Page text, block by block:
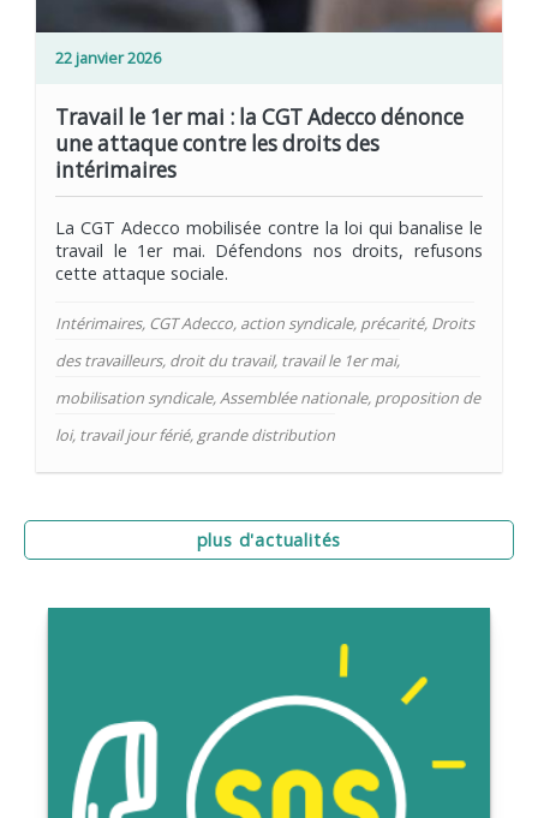
22 janvier 2026
Travail le 1er mai : la CGT Adecco dénonce
une attaque contre les droits des
intérimaires
La CGT Adecco mobilisée contre la loi qui banalise le
travail le 1er mai. Défendons nos droits, refusons
cette attaque sociale.
Intérimaires, CGT Adecco, action syndicale, précarité, Droits
des travailleurs, droit du travail, travail le 1er mai,
mobilisation syndicale,Assemblée nationale, proposition de
loi, travail jour férié, grande distribution
plus d'actualités